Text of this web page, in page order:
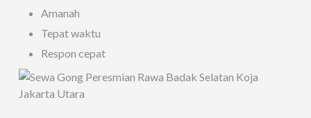
Amanah
Tepat waktu
Respon cepat